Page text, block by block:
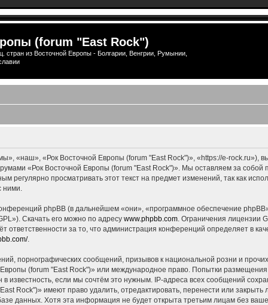
(forum "East Rock")
из Восточной Европы - Болгарии, Венгрии, Румынии,
«наш», «Рок Восточной Европы (forum "East Rock")», «https://e-rock.ru»),
«Рок Восточной Европы (forum "East Rock")». Мы оставляем за
просматривать этот текст на предмет изменений, так как
ними.
phpBB (в дальнейшем «они», «программное обеспечение
Скачать его можно по адресу www.phpbb.com. Ограничения лицензии
за то, что администрация конференций определяет в
.
порнографических сообщений, призывов к национальной розни и
(forum "East Rock")» или международное право. Попытки
если мы сочтём это нужным. IP-адреса всех сообщений
Rock")» имеют право удалить, отредактировать, перенести или
данных. Хотя эта информация не будет открыта третьим лицам без